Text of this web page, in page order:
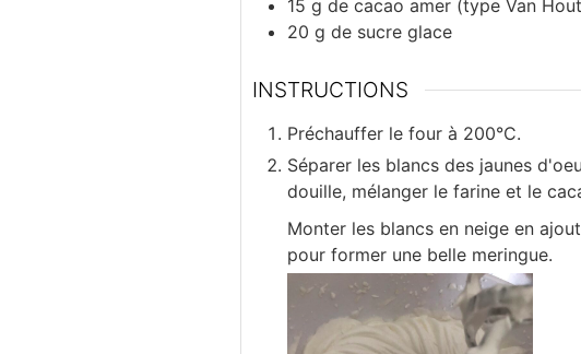
15 g de cacao amer (type Van
20 g de sucre glace
INSTRUCTIONS
Préchauffer le four à 200°C.
Séparer les blancs des jaunes
douille, mélanger le farine et le
Monter les blancs en neige en
pour former une belle meringue.